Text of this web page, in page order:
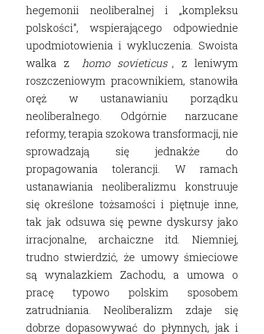
hegemonii neoliberalnej i „kompleksu
polskości”, wspierającego odpowiednie
upodmiotowienia i wykluczenia. Swoista
walka z
homo sovieticus , z leniwym
roszczeniowym pracownikiem, stanowiła
oręż w ustanawianiu porządku
neoliberalnego. Odgórnie narzucane
reformy, terapia szokowa transformacji, nie
sprowadzają się jednakże do
propagowania tolerancji. W ramach
ustanawiania neoliberalizmu konstruuje
się określone tożsamości i piętnuje inne,
tak jak odsuwa się pewne dyskursy jako
irracjonalne, archaiczne itd. Niemniej,
trudno stwierdzić, że umowy śmieciowe
są wynalazkiem Zachodu, a umowa o
pracę typowo polskim sposobem
zatrudniania. Neoliberalizm zdaje się
dobrze dopasowywać do płynnych, jak i